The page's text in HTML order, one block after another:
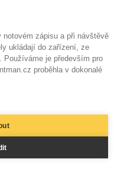
zápisu a při návštěvě
ukládají do zařízení, ze
Používáme je především pro
proběhla v dokonalé